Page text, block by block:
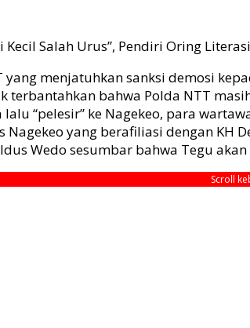
Salah Urus”, Pendiri Oring
menjatuhkan sanksi demosi
bahwa Polda NTT
“pelesir” ke Nagekeo, para
yang berafiliasi dengan KH
Wedo sesumbar bahwa Tegu
Scroll